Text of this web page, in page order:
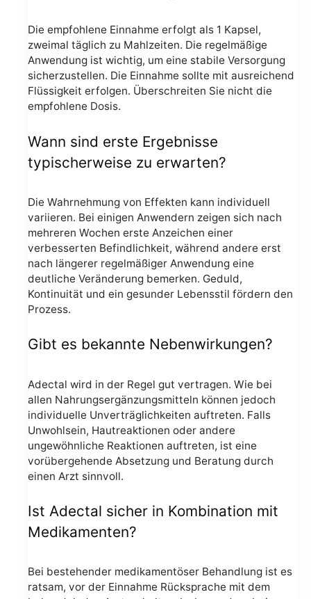
Die empfohlene Einnahme erfolgt als 1 Kapsel,
zweimal täglich zu Mahlzeiten. Die regelmäßige
Anwendung ist wichtig, um eine stabile Versorgung
sicherzustellen. Die Einnahme sollte mit ausreichend
Flüssigkeit erfolgen. Überschreiten Sie nicht die
empfohlene Dosis.
Wann sind erste Ergebnisse
typischerweise zu erwarten?
Die Wahrnehmung von Effekten kann individuell
variieren. Bei einigen Anwendern zeigen sich nach
mehreren Wochen erste Anzeichen einer
verbesserten Befindlichkeit, während andere erst
nach längerer regelmäßiger Anwendung eine
deutliche Veränderung bemerken. Geduld,
Kontinuität und ein gesunder Lebensstil fördern den
Prozess.
Gibt es bekannte Nebenwirkungen?
Adectal wird in der Regel gut vertragen. Wie bei
allen Nahrungsergänzungsmitteln können jedoch
individuelle Unverträglichkeiten auftreten. Falls
Unwohlsein, Hautreaktionen oder andere
ungewöhnliche Reaktionen auftreten, ist eine
vorübergehende Absetzung und Beratung durch
einen Arzt sinnvoll.
Ist Adectal sicher in Kombination mit
Medikamenten?
Bei bestehender medikamentöser Behandlung ist es
ratsam, vor der Einnahme Rücksprache mit dem